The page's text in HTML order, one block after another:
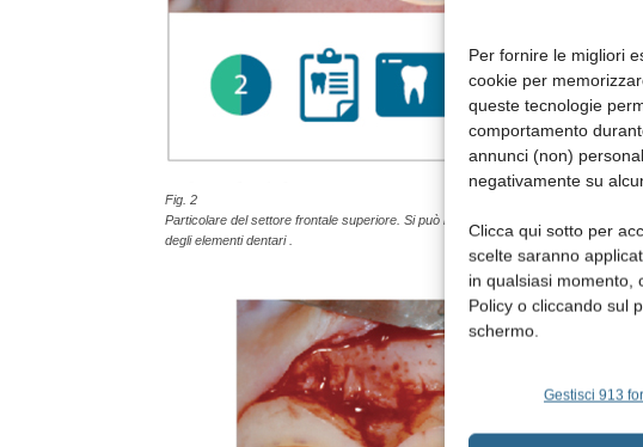
Per fornire le migliori
cookie per
queste tecnologie
comportamento
annunci (non)
negativamente su
Clicca qui sotto per
scelte saranno
in qualsiasi momento,
Policy o cliccando sul
schermo.
Gestisci 913
Fig. 2
Particolare del settore frontale superiore. Si può notare la forma quasi quadrata
degli elementi dentari .